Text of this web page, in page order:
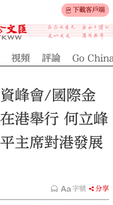
下載客戶端
視頻 評論 Go
峰會/國際金
港舉行 何立峰
主席對港發展
字號 分享